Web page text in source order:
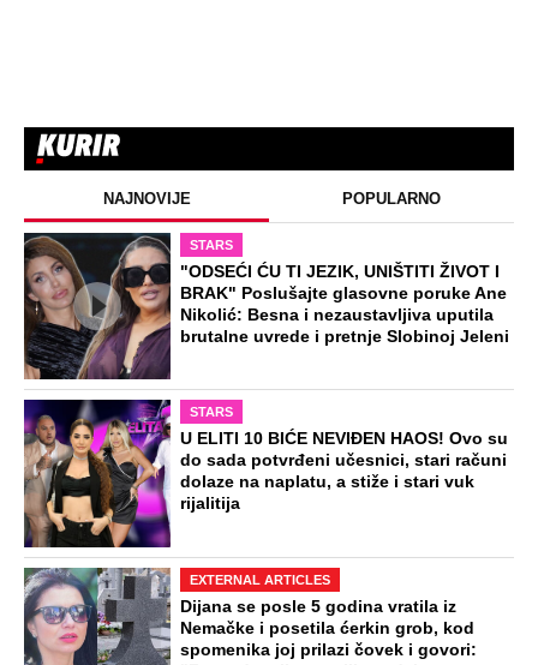
NAJNOVIJE POPULARNO
STARS
"ODSEĆI ĆU TI JEZIK, UNIŠTITI ŽIVOT I
BRAK" Poslušajte glasovne poruke Ane
Nikolić: Besna i nezaustavljiva uputila
brutalne uvrede i pretnje Slobinoj Jeleni
STARS
U ELITI 10 BIĆE NEVIĐEN HAOS! Ovo su
do sada potvrđeni učesnici, stari računi
dolaze na naplatu, a stiže i stari vuk
rijalitija
EXTERNAL ARTICLES
Dijana se posle 5 godina vratila iz
Nemačke i posetila ćerkin grob, kod
spomenika joj prilazi čovek i govori: